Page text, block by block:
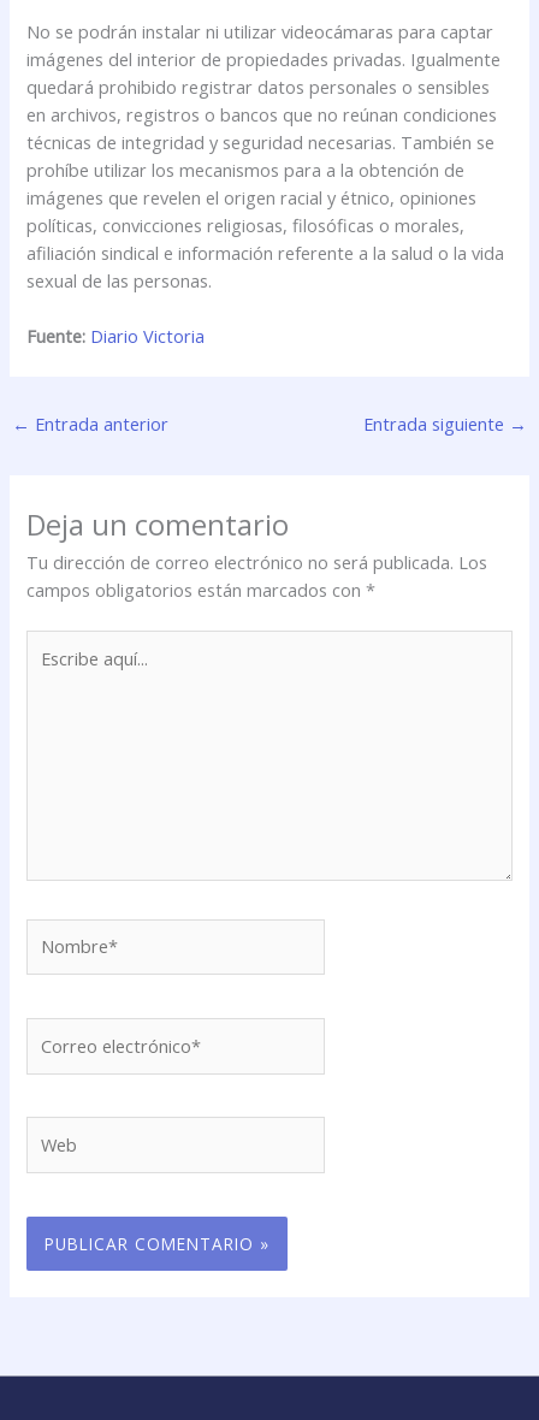
No se podrán instalar ni utilizar videocámaras para captar
imágenes del interior de propiedades privadas. Igualmente
quedará prohibido registrar datos personales o sensibles
en archivos, registros o bancos que no reúnan condiciones
técnicas de integridad y seguridad necesarias. También se
prohíbe utilizar los mecanismos para a la obtención de
imágenes que revelen el origen racial y étnico, opiniones
políticas, convicciones religiosas, filosóficas o morales,
afiliación sindical e información referente a la salud o la vida
sexual de las personas.
Fuente: Diario Victoria
← Entrada anterior Entrada siguiente →
Deja un comentario
Tu dirección de correo electrónico no será publicada. Los
campos obligatorios están marcados con*
aquí...
electrónico*